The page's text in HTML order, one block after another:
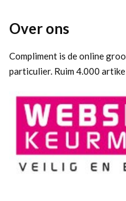
Over ons
Compliment is de online
particulier. Ruim 4.000